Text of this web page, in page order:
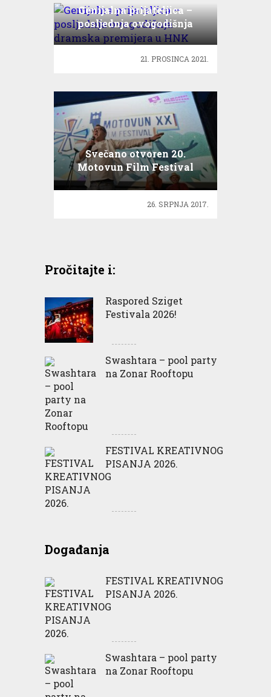
Genijalna prijateljica –
posljednja ovogodišnja
dramska premijera u HNK
21. PROSINCA 2021.
Svečano otvoren 20.
Motovun Film Festival
26. SRPNJA 2017.
Pročitajte i:
Raspored Sziget
Festivala 2026!
Swashtara – pool party
na Zonar Rooftopu
FESTIVAL KREATIVNOG
PISANJA 2026.
Događanja
FESTIVAL KREATIVNOG
PISANJA 2026.
Swashtara – pool party
na Zonar Rooftopu